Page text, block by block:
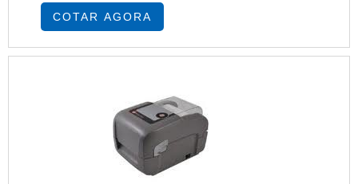
8 (20,32 cm), o que significa menos troca de
mídia no meio do trabalho. A S4M é um
excelente valor em comparação a impressoras
COTAR AGORA